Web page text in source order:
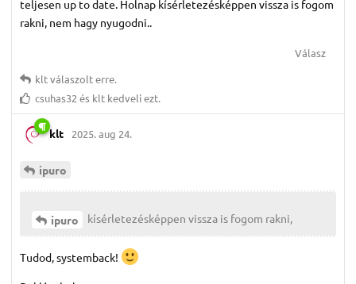
teljesen up to date. Holnap kísérletezésképpen vissza is fogom
rakni, nem hagy nyugodni..
Válasz
kltválaszolt erre.
csuhas32 és klt kedveli ezt.
klt 2025. aug 24.
ipuro
ipuro kísérletezésképpen vissza is fogom rakni,
Tudod, systemback!